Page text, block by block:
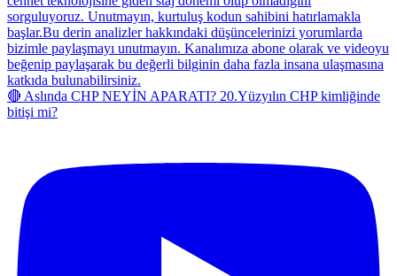
🔴 Aslında CHP NEYİN APARATI? 20.Yüzyılın CHP kimliğinde
bitişi mi?